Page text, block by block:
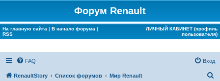
Форум Renault
На главную сайта | В начало форума |
RSS
ЛИЧНЫЙ КАБИНЕТ (профиль
пользователя)
FAQ Вход
RenaultStory Список форумов Мир Renault